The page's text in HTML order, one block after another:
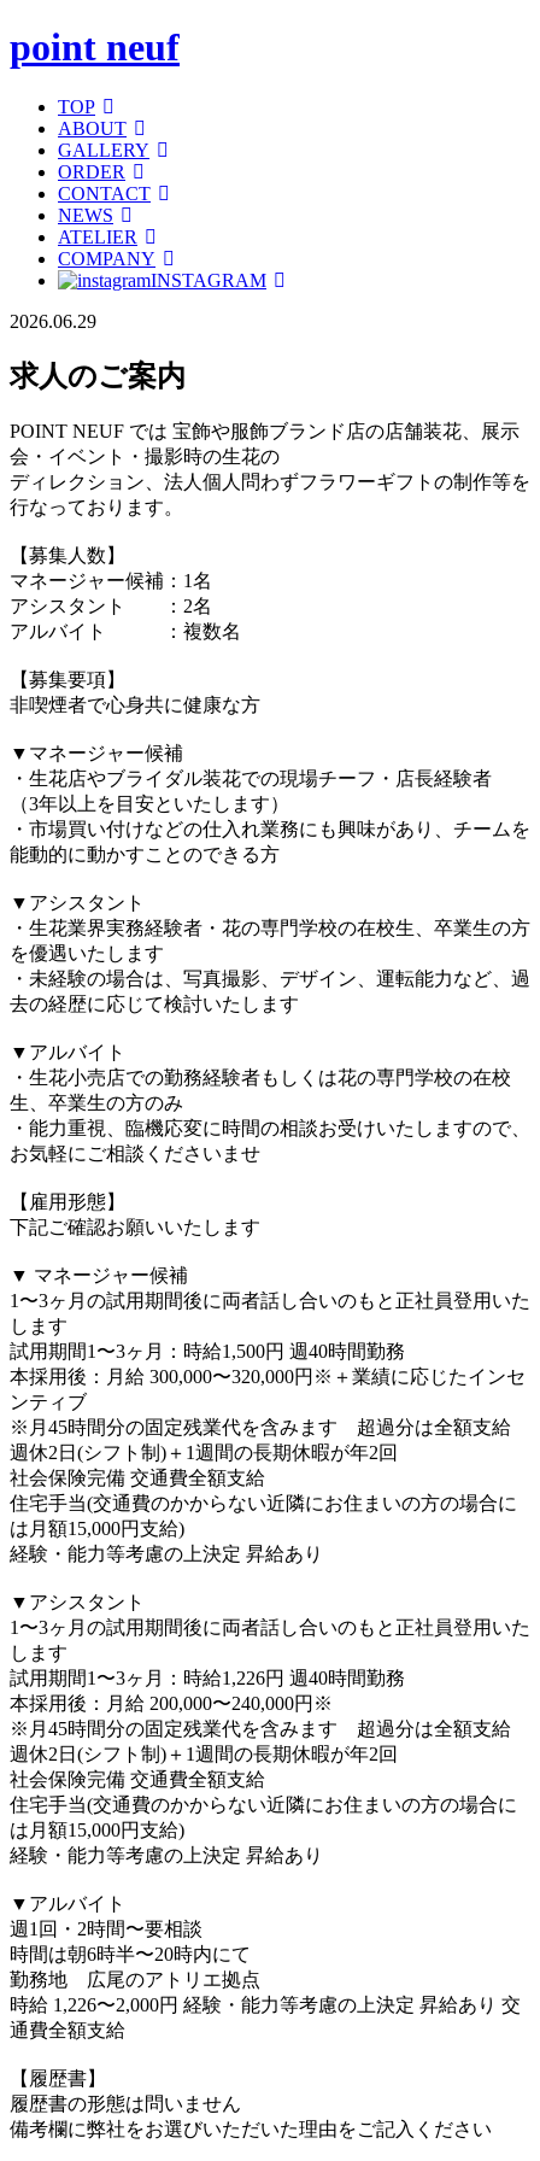
point neuf
TOP
ABOUT
GALLERY
ORDER
CONTACT
NEWS
ATELIER
COMPANY
INSTAGRAM
2026.06.29
求人のご案内
POINT NEUF では 宝飾や服飾ブランド店の店舗装花、展示
会・イベント・撮影時の生花の
ディレクション、法人個人問わずフラワーギフトの制作等を
行なっております。
【募集人数】
マネージャー候補：1名
アシスタント ：2名
アルバイト ：複数名
【募集要項】
非喫煙者で心身共に健康な方
▼マネージャー候補
・生花店やブライダル装花での現場チーフ・店長経験者
（3年以上を目安といたします）
・市場買い付けなどの仕入れ業務にも興味があり、チームを
能動的に動かすことのできる方
▼アシスタント
・生花業界実務経験者・花の専門学校の在校生、卒業生の方
を優遇いたします
・未経験の場合は、写真撮影、デザイン、運転能力など、過
去の経歴に応じて検討いたします
▼アルバイト
・生花小売店での勤務経験者もしくは花の専門学校の在校
生、卒業生の方のみ
・能力重視、臨機応変に時間の相談お受けいたしますので、
お気軽にご相談くださいませ
【雇用形態】
下記ご確認お願いいたします
▼ マネージャー候補
1〜3ヶ月の試用期間後に両者話し合いのもと正社員登用いた
します
試用期間1〜3ヶ月：時給1,500円 週40時間勤務
本採用後：月給 300,000〜320,000円※＋業績に応じたインセ
ンティブ
※月45時間分の固定残業代を含みます 超過分は全額支給
週休2日(シフト制)＋1週間の長期休暇が年2回
社会保険完備 交通費全額支給
住宅手当(交通費のかからない近隣にお住まいの方の場合に
は月額15,000円支給)
経験・能力等考慮の上決定 昇給あり
▼アシスタント
1〜3ヶ月の試用期間後に両者話し合いのもと正社員登用いた
します
試用期間1〜3ヶ月：時給1,226円 週40時間勤務
本採用後：月給 200,000〜240,000円※
※月45時間分の固定残業代を含みます 超過分は全額支給
週休2日(シフト制)＋1週間の長期休暇が年2回
社会保険完備 交通費全額支給
住宅手当(交通費のかからない近隣にお住まいの方の場合に
は月額15,000円支給)
経験・能力等考慮の上決定 昇給あり
▼アルバイト
週1回・2時間〜要相談
時間は朝6時半〜20時内にて
勤務地 広尾のアトリエ拠点
時給 1,226〜2,000円 経験・能力等考慮の上決定 昇給あり 交
通費全額支給
【履歴書】
履歴書の形態は問いません
備考欄に弊社をお選びいただいた理由をご記入ください